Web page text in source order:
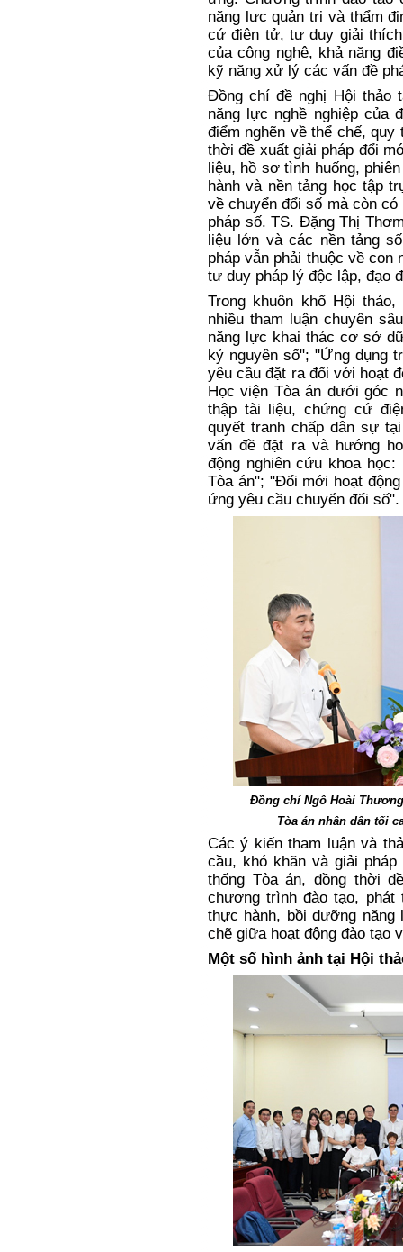
năng lực quản trị và thẩm
cứ điện tử, tư duy giải
của công nghệ, khả năng
kỹ năng xử lý các vấn đề
Đồng chí đề nghị Hội thảo
năng lực nghề nghiệp của
điểm nghẽn về thể chế,
thời đề xuất giải pháp đổi
liệu, hồ sơ tình huống,
hành và nền tảng học tập
về chuyển đổi số mà còn
pháp số. TS. Đặng Thị
liệu lớn và các nền tảng
pháp vẫn phải thuộc về
tư duy pháp lý độc lập, đạo
Trong khuôn khổ Hội
nhiều tham luận chuyên
năng lực khai thác cơ sở
kỷ nguyên số"; "Ứng dụng
yêu cầu đặt ra đối với hoạt
Học viện Tòa án dưới góc
thập tài liệu, chứng cứ
quyết tranh chấp dân sự
vấn đề đặt ra và hướng
động nghiên cứu khoa
Tòa án"; "Đổi mới hoạt
ứng yêu cầu chuyển đổi số".
Đồng chí Ngô Hoài
Tòa án nhân dân tối
Các ý kiến tham luận và
cầu, khó khăn và giải
thống Tòa án, đồng thời
chương trình đào tạo,
thực hành, bồi dưỡng
chẽ giữa hoạt động đào tạo
Một số hình ảnh tại Hội